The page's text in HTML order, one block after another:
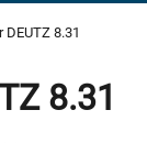
8.31
8.31